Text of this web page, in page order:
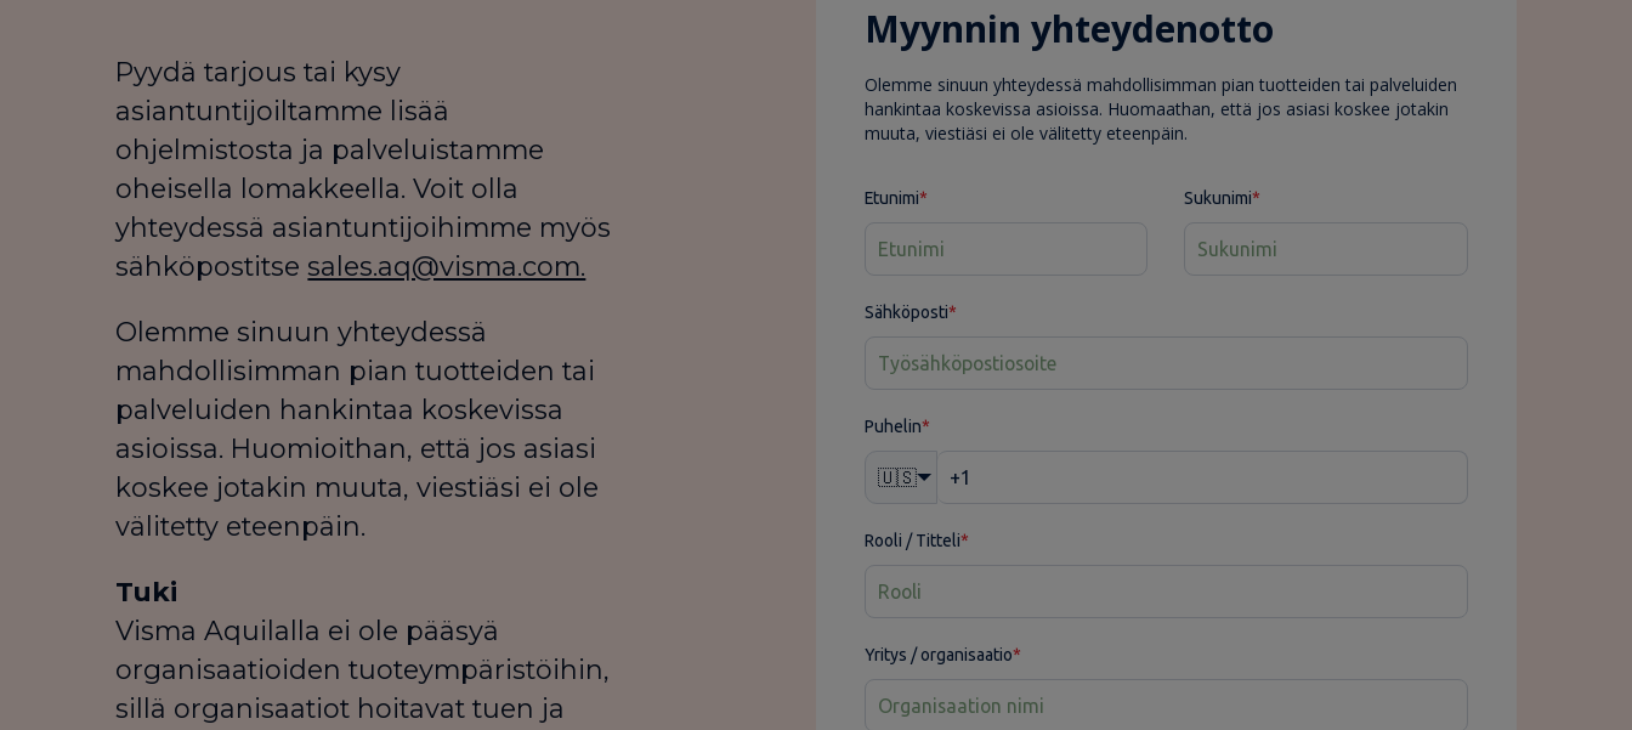
Pyydä tarjous tai kysy
asiantuntijoiltamme lisää
ohjelmistosta ja palveluistamme
oheisella lomakkeella. Voit olla
yhteydessä asiantuntijoihimme myös
sähköpostitse sales.aq@visma.com.
Olemme sinuun yhteydessä
mahdollisimman pian tuotteiden tai
palveluiden hankintaa koskevissa
asioissa. Huomioithan, että jos asiasi
koskee jotakin muuta, viestiäsi ei ole
välitetty eteenpäin.
Tuki
Visma Aquilalla ei ole pääsyä
organisaatioiden tuoteympäristöihin,
sillä organisaatiot hoitavat tuen ja
Myynnin yhteydenotto
Olemme sinuun yhteydessä mahdollisimman pian tuotteiden tai palveluiden
hankintaa koskevissa asioissa. Huomaathan, että jos asiasi koskee jotakin
muuta, viestiäsi ei ole välitetty eteenpäin.
Etunimi* Sukunimi*
Sähköposti*
Puhelin*
🇺🇸
Rooli / Titteli*
Yritys / organisaatio*